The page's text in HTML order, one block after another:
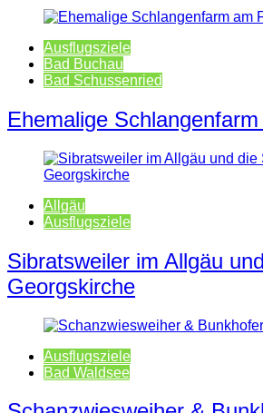
Ausflugsziele
Bad Buchau
Bad Schussenried
Ehemalige
Allgäu
Ausflugsziele
Sibratsweiler im Allgäu
Georgskirche
Ausflugsziele
Bad Waldsee